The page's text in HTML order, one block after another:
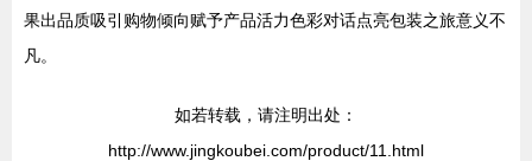
果出品质吸引购物倾向赋予产品活力色彩对话点亮包装之旅意义不
凡。
如若转载，请注明出处：
http://www.jingkoubei.com/product/11.html